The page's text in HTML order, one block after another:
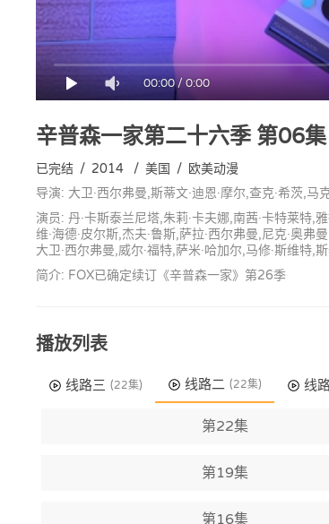
00:00/0:00
辛普森一家第二十六季第06集
已完结 / 2014 / 美国 / 欧美动漫
导演: 大卫·西尔弗曼,斯蒂文·迪恩·摩尔,查克·希茨,
演员: 丹·卡斯泰兰尼塔,朱莉·卡夫娜,南茜·卡特莱特,
维·海德·皮尔斯,杰夫·鲁斯,萨拉·西尔弗曼,尼克·奥弗
大卫·西尔弗曼,威尔·福特,萨米·哈加尔,马修·斯维特,
简介: FOX已确定续订《辛普森一家》第26季
播放列表
线路三 (22集) 线路二 (22集) 线
第22集
第19集
第16集